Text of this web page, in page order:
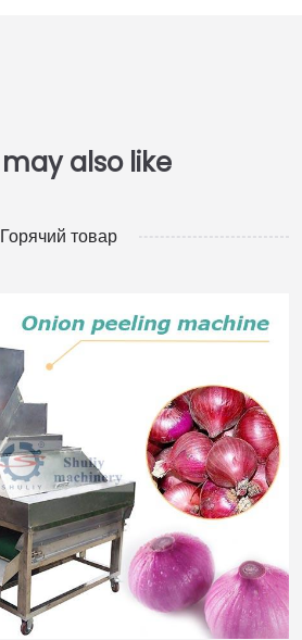
Горячий товар